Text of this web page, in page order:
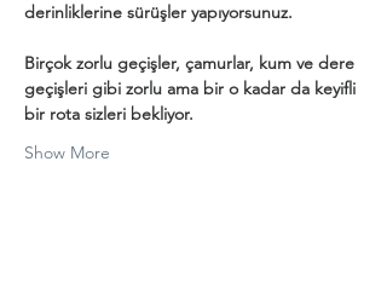
derinliklerine sürüşler yapıyorsunuz.
Birçok zorlu geçişler, çamurlar, kum ve dere
geçişleri gibi zorlu ama bir o kadar da keyifli
bir rota sizleri bekliyor.
Show More